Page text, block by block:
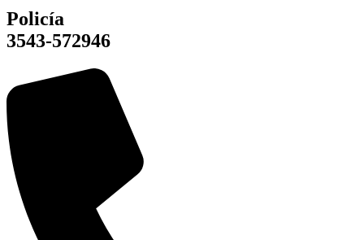
Policía
3543-572946